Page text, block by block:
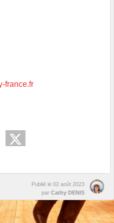
france.fr
Publié le 02 août 2023
par Cathy DENIS